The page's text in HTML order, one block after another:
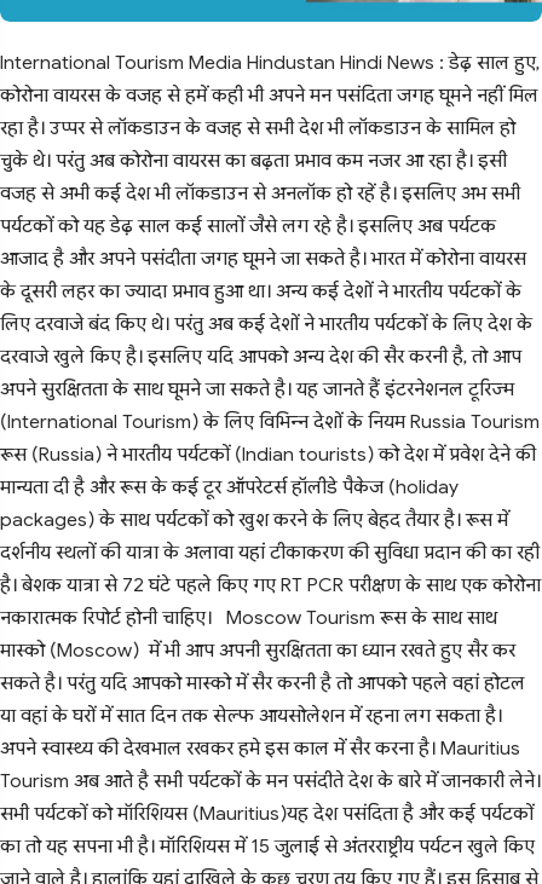
International Tourism Media Hindustan Hindi News : डेढ़ साल हुए,
कोरोना वायरस के वजह से हमें कही भी अपने मन पसंदिता जगह घूमने नहीं मिल
रहा है। उप्पर से लॉकडाउन के वजह से सभी देश भी लॉकडाउन के सामिल हो
चुके थे। परंतु अब कोरोना वायरस का बढ़ता प्रभाव कम नजर आ रहा है। इसी
वजह से अभी कई देश भी लॉकडाउन से अनलॉक हो रहें है। इसलिए अभ सभी
पर्यटकों को यह डेढ़ साल कई सालों जैसे लग रहे है। इसलिए अब पर्यटक
आजाद है और अपने पसंदीता जगह घूमने जा सकते है। भारत में कोरोना वायरस
के दूसरी लहर का ज्यादा प्रभाव हुआ था। अन्य कई देशों ने भारतीय पर्यटकों के
लिए दरवाजे बंद किए थे। परंतु अब कई देशों ने भारतीय पर्यटकों के लिए देश के
दरवाजे खुले किए है। इसलिए यदि आपको अन्य देश की सैर करनी है, तो आप
अपने सुरक्षितता के साथ घूमने जा सकते है। यह जानते हैं इंटरनेशनल टूरिज्म
(International Tourism) के लिए विभिन्न देशों के नियम Russia Tourism
रूस (Russia) ने भारतीय पर्यटकों (Indian tourists) को देश में प्रवेश देने की
मान्यता दी है और रूस के कई टूर ऑपरेटर्स हॉलीडे पैकेज (holiday
packages) के साथ पर्यटकों को खुश करने के लिए बेहद तैयार है। रूस में
दर्शनीय स्थलों की यात्रा के अलावा यहां टीकाकरण की सुविधा प्रदान की का रही
है। बेशक यात्रा से 72 घंटे पहले किए गए RT PCR परीक्षण के साथ एक कोरोना
नकारात्मक रिपोर्ट होनी चाहिए। Moscow Tourism रूस के साथ साथ
मास्को (Moscow) में भी आप अपनी सुरक्षितता का ध्यान रखते हुए सैर कर
सकते है। परंतु यदि आपको मास्को में सैर करनी है तो आपको पहले वहां होटल
या वहां के घरों में सात दिन तक सेल्फ आयसोलेशन में रहना लग सकता है।
अपने स्वास्थ्य की देखभाल रखकर हमे इस काल में सैर करना है। Mauritius
Tourism अब आते है सभी पर्यटकों के मन पसंदीते देश के बारे में जानकारी लेने।
सभी पर्यटकों को मॉरिशियस (Mauritius)यह देश पसंदिता है और कई पर्यटकों
का तो यह सपना भी है। मॉरिशियस में 15 जुलाई से अंतरराष्ट्रीय पर्यटन खुले किए
जाने वाले है। हालांकि यहां दाखिले के कुछ चरण तय किए गए हैं। इस हिसाब से